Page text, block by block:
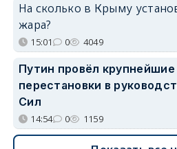
На сколько в Крыму
жара?
15:01 0 4049
Путин провёл
перестановки в
Сил
14:54 0 1159